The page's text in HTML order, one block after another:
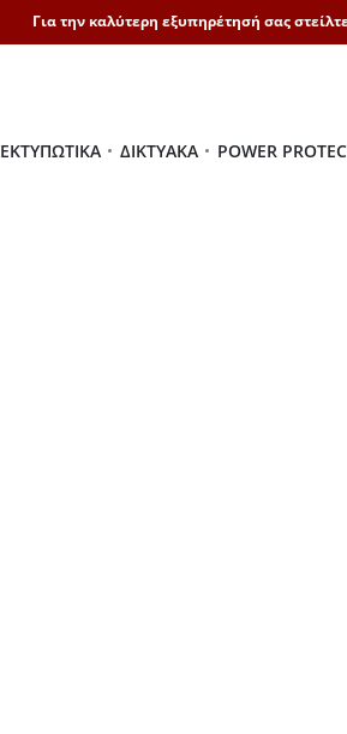
Για την καλύτερη εξυπηρέτησή σας
ΕΚΤΥΠΩΤΙΚΆ ΔΙΚΤΥΑΚΆ POWER